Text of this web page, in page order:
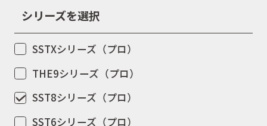
シリーズを選択
SSTXシリーズ（プロ）
THE9シリーズ（プロ）
SST8シリーズ（プロ）
SST6シリーズ（プロ）